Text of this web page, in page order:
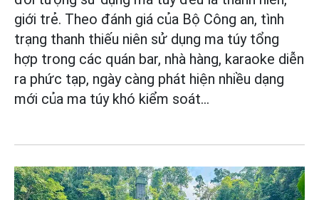
giới trẻ. Theo đánh giá của Bộ Công an, tình
trạng thanh thiếu niên sử dụng ma túy tổng
hợp trong các quán bar, nhà hàng, karaoke diễn
ra phức tạp, ngày càng phát hiện nhiều dạng
mới của ma túy khó kiểm soát...